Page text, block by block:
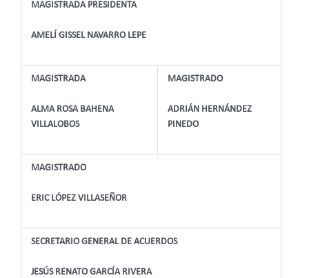
MAGISTRADA PRESIDENTA
AMELÍ GISSEL NAVARRO LEPE
MAGISTRADA
ALMA ROSA BAHENA
VILLALOBOS
MAGISTRADO
ADRIÁN HERNÁNDEZ
PINEDO
MAGISTRADO
ERIC LÓPEZ VILLASEÑOR
SECRETARIO GENERAL DE ACUERDOS
JESÚS RENATO GARCÍA RIVERA